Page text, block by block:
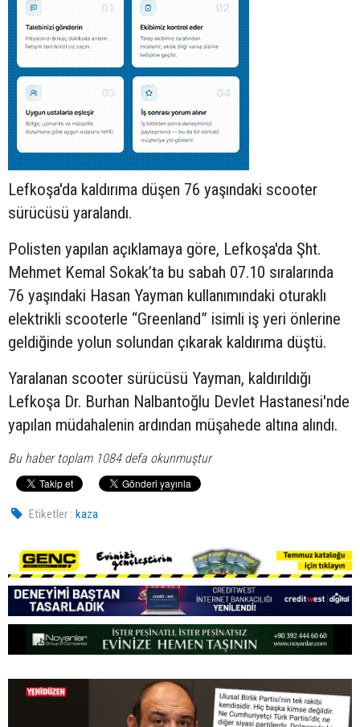
Lefkoşa'da kaldırıma düşen 76 yaşındaki scooter
sürücüsü yaralandı.
Polisten yapılan açıklamaya göre, Lefkoşa'da Şht.
Mehmet Kemal Sokak’ta bu sabah 07.10 sıralarında
76 yaşındaki Hasan Yayman kullanımındaki oturaklı
elektrikli scooterle “Greenland” isimli iş yeri önlerine
geldiğinde yolun solundan çıkarak kaldırıma düştü.
Yaralanan scooter sürücüsü Yayman, kaldırıldığı
Lefkoşa Dr. Burhan Nalbantoğlu Devlet Hastanesi'nde
yapılan müdahalenin ardından müşahede altına alındı.
Bu haber toplam 1084 defa okunmuştur
Etiketler : kaza